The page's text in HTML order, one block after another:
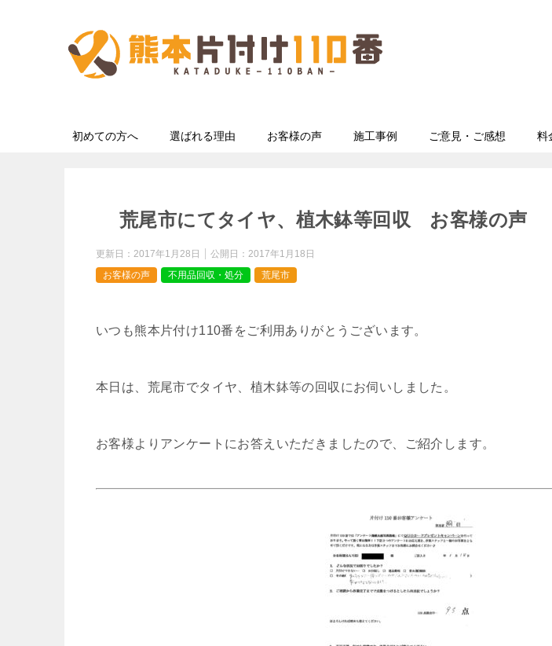
初めての方へ 選ばれる理由 お客様の声 施工事例 ご意見・ご感想 料
荒尾市にてタイヤ、植木鉢等回収 お客様の声
更新日： 2017年1月28日 公開日： 2017年1月18日
お客様の声
不用品回収・処分 荒尾市
いつも熊本片付け110番をご利用ありがとうございます。
本日は、荒尾市でタイヤ、植木鉢等の回収にお伺いしました。
お客様よりアンケートにお答えいただきましたので、ご紹介します。